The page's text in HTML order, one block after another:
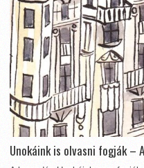
Unokáink is olvasni fogják –